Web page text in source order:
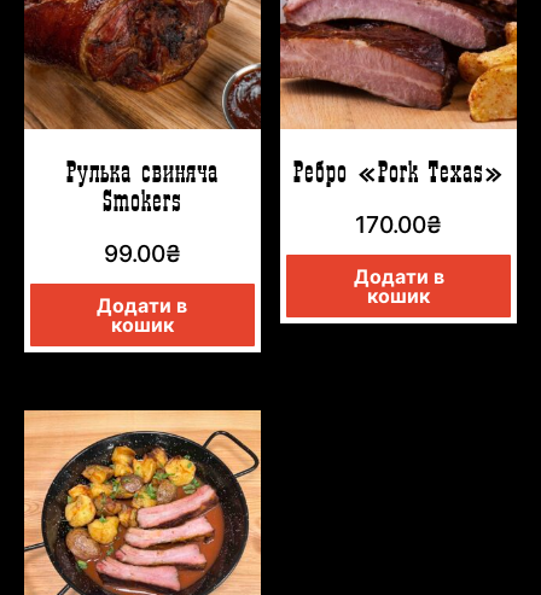
Рулька свиняча
Smokers
99.00₴
Додати в
кошик
Ребро «Pork Texas»
170.00₴
Додати в
кошик